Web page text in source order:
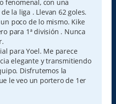
fenomenal, con una
la liga . Llevan 62 goles.
poco de lo mismo. Kike
para 1ª división . Nunca
para Yoel. Me parece
elegante y transmitiendo
Disfrutemos la
le veo un portero de 1er